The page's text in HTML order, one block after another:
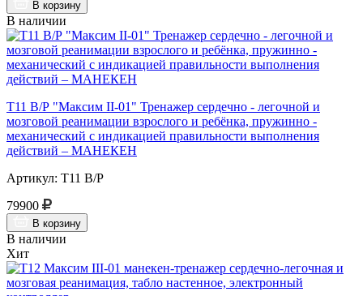
В корзину
В наличии
Т11 В/Р "Максим II-01" Тренажер сердечно - легочной и
мозговой реанимации взрослого и ребёнка, пружинно -
механический с индикацией правильности выполнения
действий – МАНЕКЕН
Артикул: Т11 В/Р
79900
В корзину
В наличии
Хит